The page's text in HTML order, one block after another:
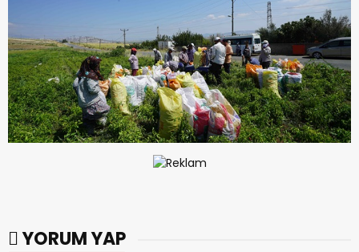
YORUM YAP